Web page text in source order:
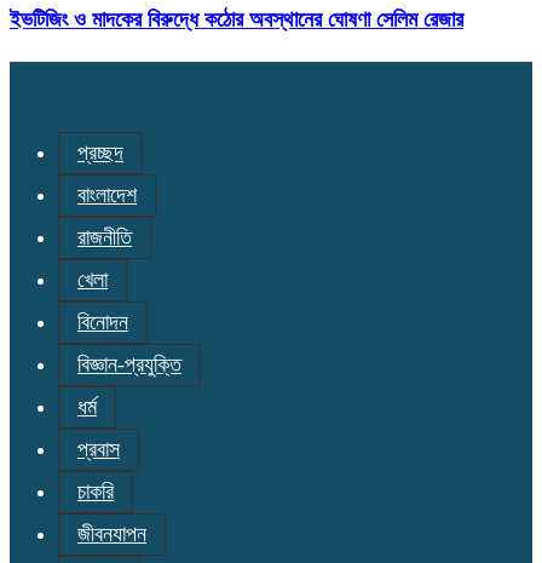
ইভটিজিং ও মাদকের বিরুদ্ধে কঠোর অবস্থানের ঘোষণা সেলিম রেজার
প্রচ্ছদ
বাংলাদেশ
রাজনীতি
খেলা
বিনোদন
বিজ্ঞান-প্রযুক্তি
ধর্ম
প্রবাস
চাকরি
জীবনযাপন